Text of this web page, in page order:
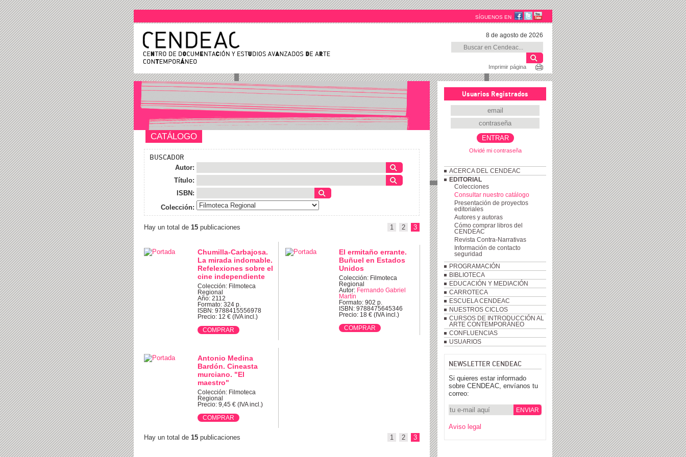
SÍGUENOS EN
8 de agosto de 2026
Imprimir página
Usuarios Registrados
Olvidé mi contraseña
ACERCA DEL CENDEAC
EDITORIAL
Colecciones
Consultar nuestro catálogo
Presentación de proyectos
editoriales
Autores y autoras
Cómo comprar libros del
CENDEAC
Revista Contra-Narrativas
Información de contacto
seguridad
PROGRAMACIÓN
BIBLIOTECA
EDUCACIÓN Y MEDIACIÓN
CARROTECA
ESCUELA CENDEAC
NUESTROS CICLOS
CURSOS DE INTRODUCCIÓN AL
ARTE CONTEMPORÁNEO
CONFLUENCIAS
USUARIOS
NEWSLETTER CENDEAC
Si quieres estar informado
sobre CENDEAC, envíanos tu
correo:
Aviso legal
CATÁLOGO
BUSCADOR
Autor:
Título:
ISBN:
Colección:
Hay un total de 15 publicaciones 1 2 3
Chumilla-Carbajosa.
La mirada indomable.
Refelexiones sobre el
cine independiente
Colección: Filmoteca
Regional
Año: 2112
Formato: 324 p.
ISBN: 9788415556978
Precio: 12 € (IVA incl.)
El ermitaño errante.
Buñuel en Estados
Unidos
Colección: Filmoteca
Regional
Autor: Fernando Gabriel
Martín
Formato: 902 p.
ISBN: 9788475645346
Precio: 18 € (IVA incl.)
Antonio Medina
Bardón. Cineasta
murciano. "El
maestro"
Colección: Filmoteca
Regional
Precio: 9,45 € (IVA incl.)
Hay un total de 15 publicaciones 1 2 3